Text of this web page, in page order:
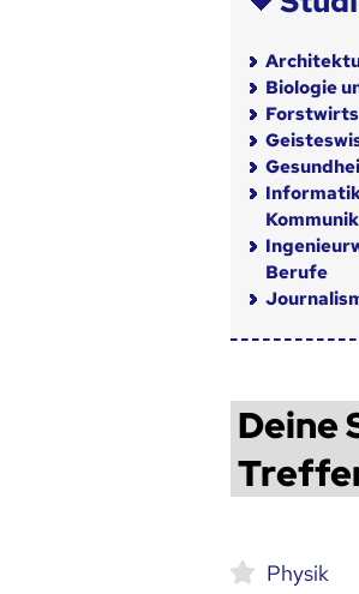
Biologie
Berufe
Deine
Physik